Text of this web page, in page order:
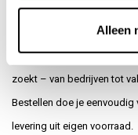
Alleen
Kunststofregenton.nl is er
zoekt – van bedrijven tot
Bestellen doe je
levering uit eigen voorraad.